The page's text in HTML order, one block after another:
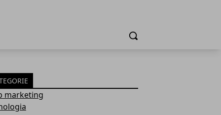
Cerca
marketing